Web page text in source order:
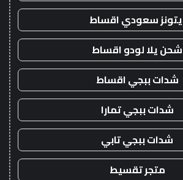
سعودي اقساط
شحن يلا لودو اقساط
شدات ببجي اقساط
شدات ببجي تمارا
شدات ببجي تابي
متجر تقسيط